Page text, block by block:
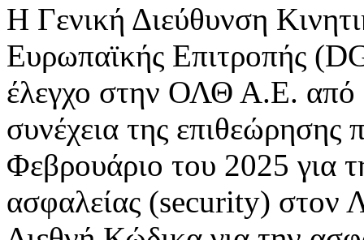
H Γενική Διεύθυνση
Ευρωπαϊκής Επιτροπής
έλεγχο στην ΟΛΘ Α.Ε. από
συνέχεια της επιθεώρησης
Φεβρουάριο του 2025 για
ασφαλείας (security) στον